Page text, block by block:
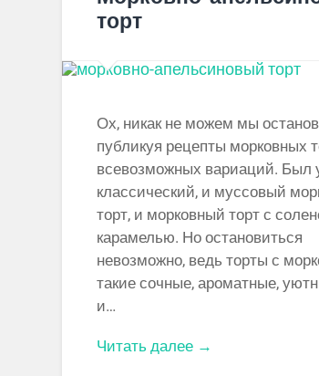
торт
Ох, никак не можем мы
публикуя рецепты морковных
всевозможных вариаций. Был
классический, и муссовый
торт, и морковный торт с
карамелью. Но остановиться
невозможно, ведь торты с
такие сочные, ароматные,
и…
Читать далее →